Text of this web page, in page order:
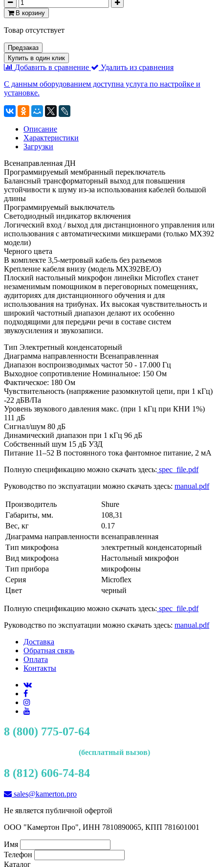
В корзину
Товар отсутствует
Предзаказ
Купить в один клик
Добавить в сравнение
Удалить из сравнения
С данным оборудованием доступна услуга по настройке и
установке.
Описание
Характеристики
Загрузки
Всенаправленная ДН
Программируемый мембранный переключатель
Балансный трансформаторный выход для повышения
устойчивости к шуму из-за использования кабелей большой
длины
Программируемый выключатель
Светодиодный индикатор включения
Логический вход / выход для дистанционного управления или
использования с автоматическими микшерами (только MX392
модели)
Черного цвета
В комплекте 3,5-метровый кабель без разъемов
Крепление кабеля внизу (модель MX392BE/O)
Плоский настольный микрофон линейки Microflex станет
незаменимым помощником в переговорных помещениях,
аудиториях для дистанционного обучения и для
использования на трибунах. Их высокая чувствительность и
широкий частотный диапазон делают их особенно
подходящими для передачи речи в составе систем
звукоусиления и звукозаписи.
Тип Электретный конденсаторный
Диаграмма направленности Всенаправленная
Диапазон воспроизводимых частот 50 - 17.000 Гц
Выходное сопротивление Номинальное: 150 Ом
Фактическое: 180 Ом
Чувствительность (напряжение разомкнутой цепи, при 1 кГц)
-22 дБВ/Па
Уровень звукового давления макс. (при 1 кГц при КНИ 1%)
111 дБ
Сигнал/шум 80 дБ
Динамический диапазон при 1 кГц 96 дБ
Собственный шум 15 дБ УЗД
Питание 11–52 В постоянного тока фантомное питание, 2 мА
Полную спецификацию можно скачать здесь: spec_file.pdf
Руководство по экспуатации можно скачать здесь: manual.pdf
Производитель
Shure
Габариты, мм.
108,31
Вес, кг
0.17
Диаграмма направленности всенаправленная
Тип микрофона
электретный конденсаторный
Вид микрофона
Настольный микрофон
Тип прибора
микрофоны
Серия
Microflex
Цвет
черный
Полную спецификацию можно скачать здесь: spec_file.pdf
Руководство по экспуатации можно скачать здесь: manual.pdf
Доставка
Обратная связь
Оплата
Контакты
8 (800) 775-07-64
(бесплатный вызов)
8 (812) 606-74-84
sales@kamerton.pro
Не является публичной офертой
ООО "Камертон Про", ИНН 7810890065, КПП 781601001
Имя
Телефон
Каталог